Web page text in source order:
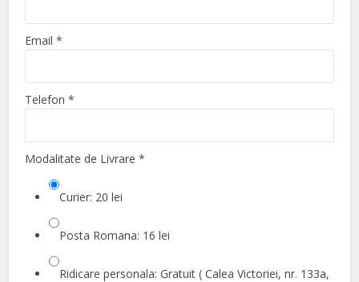
Email*
Telefon*
Modalitate de Livrare*
Curier: 20 lei
Posta Romana: 16 lei
Ridicare personala: Gratuit ( Calea Victoriei, nr. 133a,